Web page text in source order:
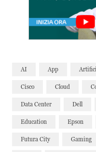
AI App
Cisco Cloud
Data Center Dell
Education Epson
Futura City Gaming